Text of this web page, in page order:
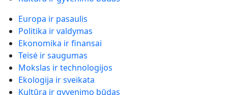
Europa ir pasaulis
Politika ir valdymas
Ekonomika ir finansai
Teisė ir saugumas
Mokslas ir technologijos
Ekologija ir sveikata
Kultūra ir gyvenimo būdas